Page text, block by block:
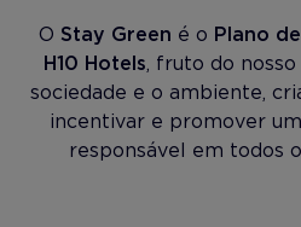
O Stay Green é o Plano
H10 Hotels, fruto do
sociedade e o ambiente,
incentivar e promover
responsável em todos